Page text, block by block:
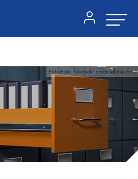
Foto:Foto: fotomek - stock.adobe.com